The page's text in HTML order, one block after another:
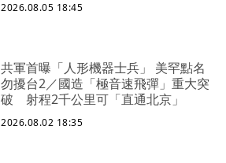
2026.08.05 18:45
共軍首曝「人形機器士兵」 美罕點名
勿擾台2／國造「極音速飛彈」重大突
破 射程2千公里可「直通北京」
2026.08.02 18:35